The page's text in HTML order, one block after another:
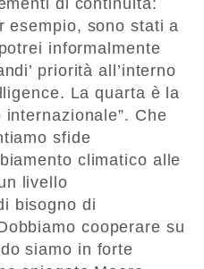
esempio, sono stati a
informalmente
priorità all’interno
La quarta è la
Che
sfide
climatico alle
livello
bisogno di
cooperare su
siamo in forte